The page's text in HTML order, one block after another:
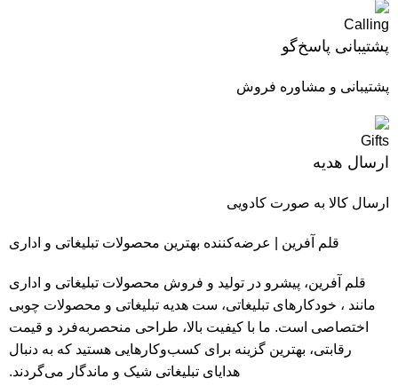
پشتیبانی پاسخ‌گو
پشتیبانی و مشاوره فروش
ارسال هدیه
ارسال کالا به صورت کادویی
قلم آفرین | عرضه‌کننده بهترین محصولات تبلیغاتی و اداری
قلم آفرین، پیشرو در تولید و فروش محصولات تبلیغاتی و اداری
مانند ، خودکارهای تبلیغاتی، ست هدیه تبلیغاتی و محصولات چوبی
اختصاصی است. ما با کیفیت بالا، طراحی منحصربه‌فرد و قیمت
رقابتی، بهترین گزینه برای کسب‌وکارهایی هستید که به دنبال
هدایای تبلیغاتی شیک و ماندگار می‌گردند.